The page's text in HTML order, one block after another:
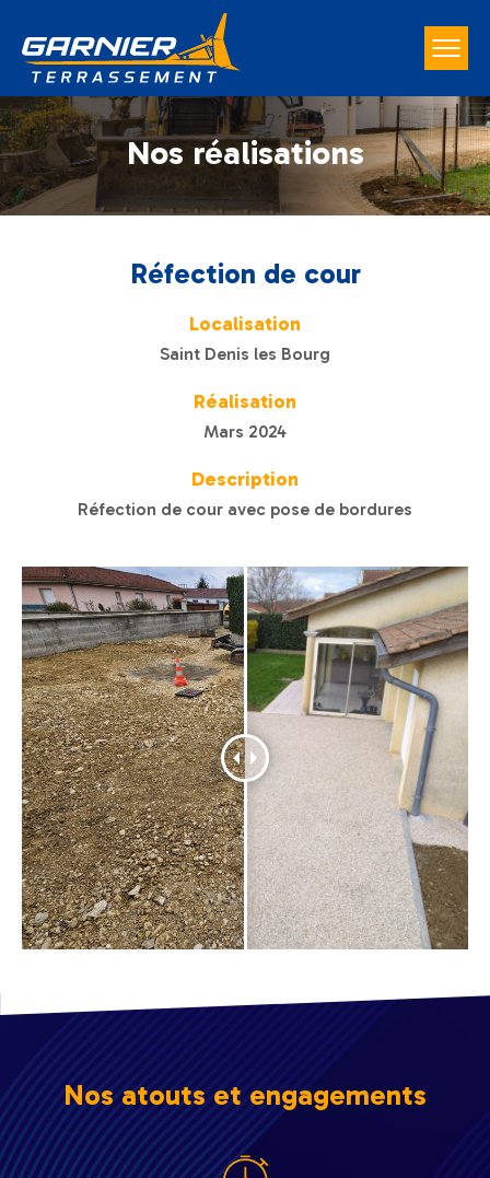
Nos réalisations
Réfection de cour
Localisation
Saint Denis les Bourg
Réalisation
Mars 2024
Description
Réfection de cour avec pose de bordures
Nos atouts et engagements